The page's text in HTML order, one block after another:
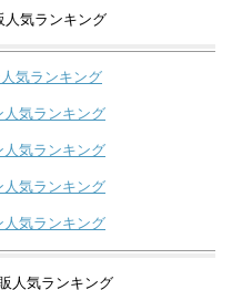
人気ランキング
気ランキング
気ランキング
気ランキング
気ランキング
気ランキング
人気ランキング